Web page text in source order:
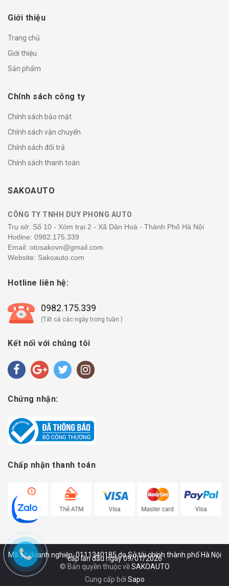
Giới thiệu
Trang chủ
Giới thiệu
Sản phẩm
Chính sách công ty
Chính sách bảo mật
Chính sách vận chuyển
Chính sách đổi trả
Chính sách thanh toán
SAKOAUTO
CÔNG TY TNHH DUY PHONG AUTO
Trụ sở: Số 10 - Xóm trại 2 - Xã Dân Hoà - Thành Phố Hà Nội
Hotline: 0982.175.339
Email: otosakovn@gmail.com
Website: Sakoauto.com
Hotline liên hệ:
0982.175.339
(Tất cả các ngày trong tuần )
Kết nối với chúng tôi
Chứng nhận:
Chấp nhận thanh toán
Mã số doanh nghiệp: 0111340185 do Sở tài chính thành phố Hà Nội
cấp lần đầu ngày 09/01/2026
© Bản quyền thuộc vềSAKOAUTO
Cung cấp bởi Sapo